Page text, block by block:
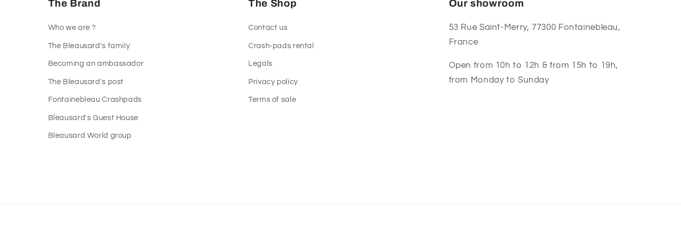
The Brand
Who we are ?
The Bleausard's family
Becoming an ambassador
The Bleausard's post
Fontainebleau Crashpads
Bleausard's Guest House
Bleausard World group
The Shop
Contact us
Crash-pads rental
Legals
Privacy policy
Terms of sale
Our showroom
53 Rue Saint-Merry, 77300 Fontainebleau,
France
Open from 10h to 12h & from 15h to 19h,
from Monday to Sunday